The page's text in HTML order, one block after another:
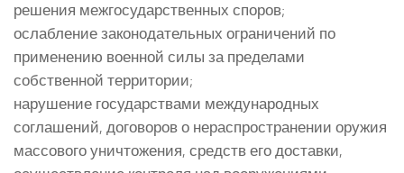
решения межгосударственных споров;
ослабление законодательных ограничений по
применению военной силы за пределами
собственной территории;
нарушение государствами международных
соглашений, договоров о нераспространении оружия
массового уничтожения, средств его доставки,